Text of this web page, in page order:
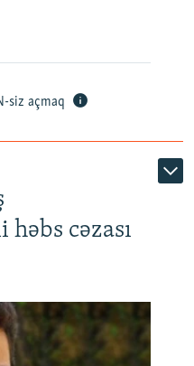
siz açmaq
cəzası